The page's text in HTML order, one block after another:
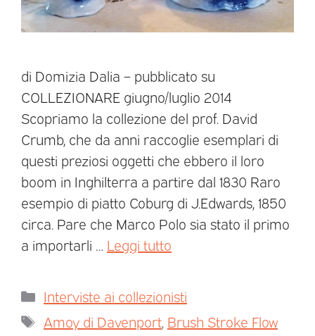
di Domizia Dalia – pubblicato su
COLLEZIONARE giugno/luglio 2014
Scopriamo la collezione del prof. David
Crumb, che da anni raccoglie esemplari di
questi preziosi oggetti che ebbero il loro
boom in Inghilterra a partire dal 1830 Raro
esempio di piatto Coburg di J.Edwards, 1850
circa. Pare che Marco Polo sia stato il primo
a importarli … Leggi tutto
Interviste ai collezionisti
Amoy di Davenport Brush Stroke Flow